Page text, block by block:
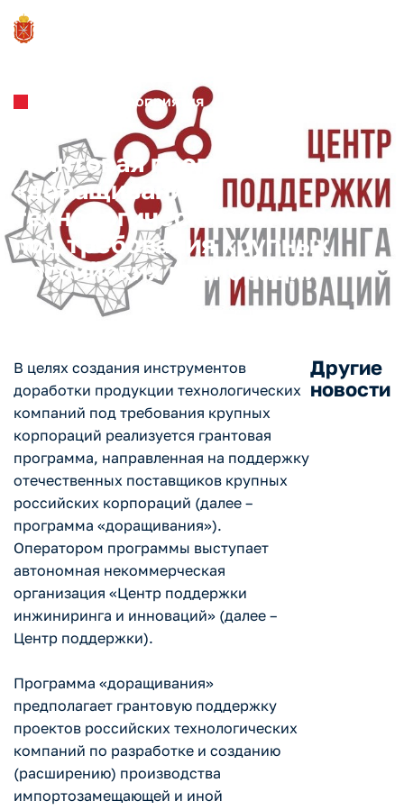
Новости и Мероприятия
Грантовая программа
«доращивания»
технологических компаний
под требования крупных
российских корпораций
В целях создания инструментов
доработки продукции технологических
компаний под требования крупных
корпораций реализуется грантовая
программа, направленная на поддержку
отечественных поставщиков крупных
российских корпораций (далее –
программа «доращивания»).
Оператором программы выступает
автономная некоммерческая
организация «Центр поддержки
инжиниринга и инноваций» (далее –
Центр поддержки).
Программа «доращивания»
предполагает грантовую поддержку
проектов российских технологических
компаний по разработке и созданию
(расширению) производства
импортозамещающей и иной
Другие
новости